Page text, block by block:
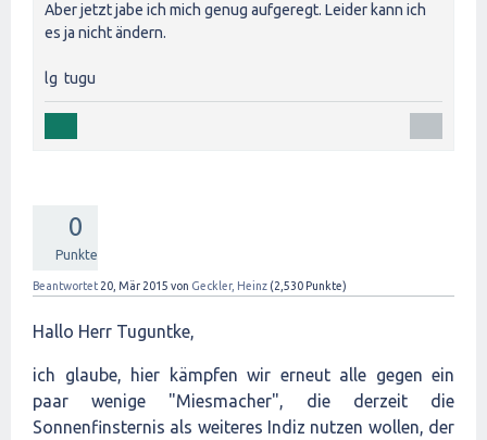
Aber jetzt jabe ich mich genug aufgeregt. Leider kann ich
es ja nicht ändern.
lg tugu
0
Punkte
Beantwortet 20, Mär 2015 von Geckler, Heinz (2,530 Punkte)
Hallo Herr Tuguntke,
ich glaube, hier kämpfen wir erneut alle gegen ein
paar wenige "Miesmacher", die derzeit die
Sonnenfinsternis als weiteres Indiz nutzen wollen, der